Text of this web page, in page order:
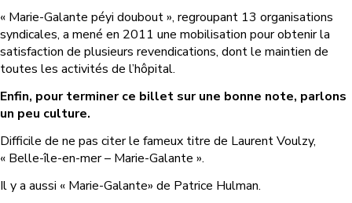
« Marie-Galante péyi doubout », regroupant 13 organisations
syndicales, a mené en 2011 une mobilisation pour obtenir la
satisfaction de plusieurs revendications, dont le maintien de
toutes les activités de l’hôpital.
Enfin, pour terminer ce billet sur une bonne note, parlons
un peu culture.
Difficile de ne pas citer le fameux titre de Laurent Voulzy,
« Belle-île-en-mer – Marie-Galante ».
Il y a aussi « Marie-Galante» de Patrice Hulman.